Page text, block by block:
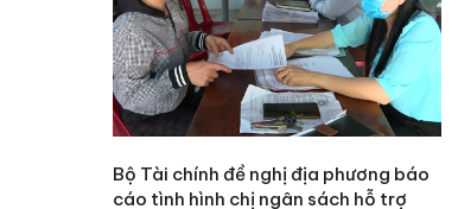
Bộ Tài chính đề nghị địa phương báo
cáo tình hình chị ngân sách hỗ trợ